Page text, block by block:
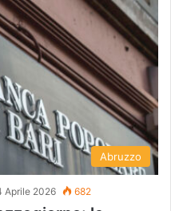
Abruzzo
Aprile 2026 682